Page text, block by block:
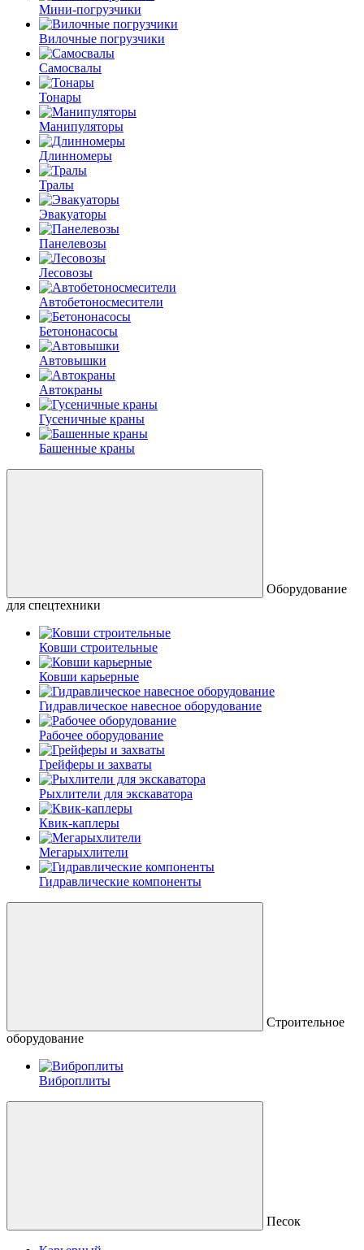
Мини-погрузчики
Вилочные погрузчики
Самосвалы
Тонары
Манипуляторы
Длинномеры
Тралы
Эвакуаторы
Панелевозы
Лесовозы
Автобетоно­смесители
Бетононасосы
Автовышки
Автокраны
Гусеничные краны
Башенные краны
Оборудование
для спецтехники
Ковши строительные
Ковши карьерные
Гидравлическое навесное оборудование
Рабочее оборудование
Грейферы и захваты
Рыхлители для экскаватора
Квик-каплеры
Мегарыхлители
Гидравлические компоненты
Строительное
оборудование
Виброплиты
Песок